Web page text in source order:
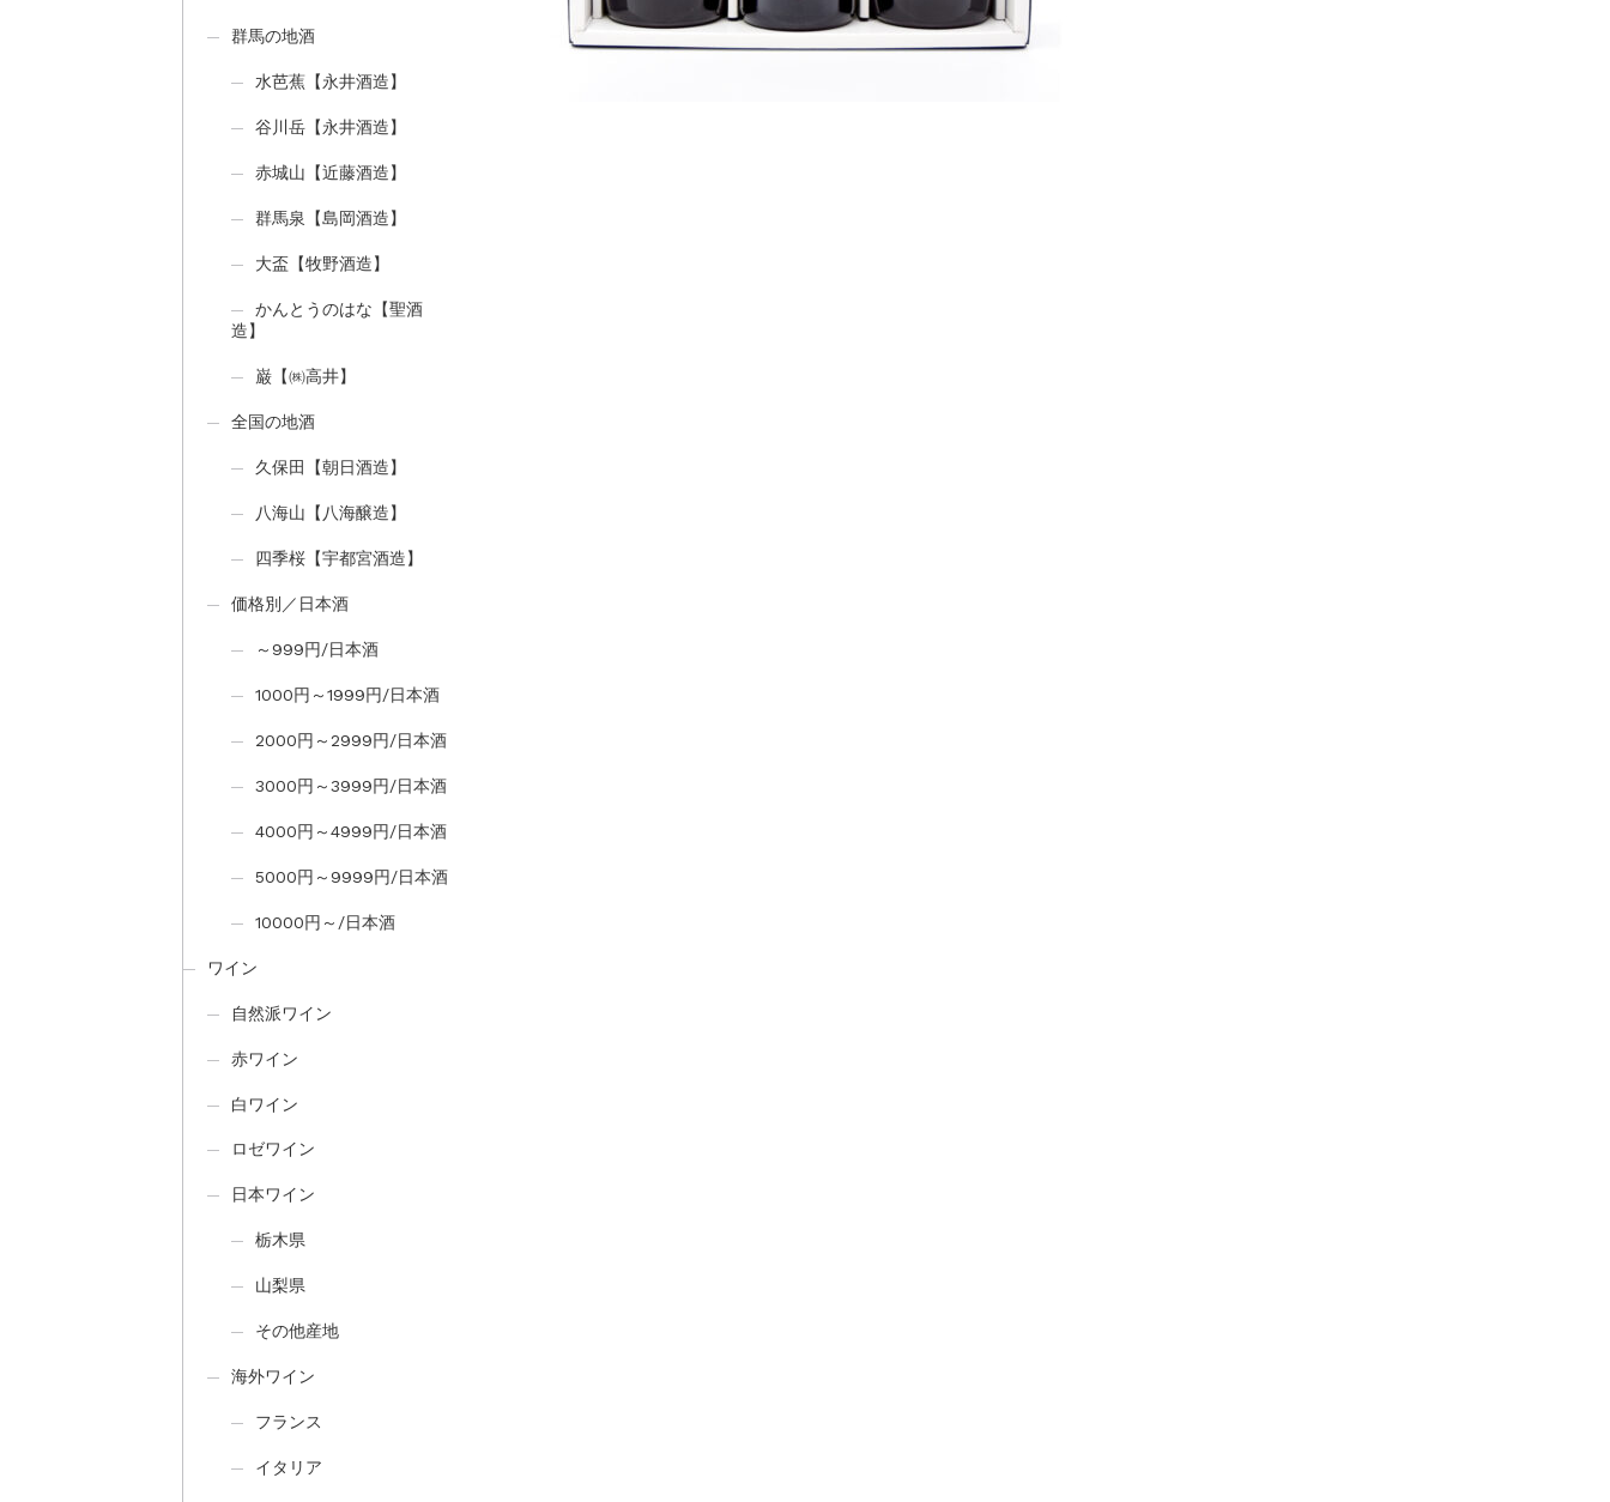
群馬の地酒
水芭蕉【永井酒造】
谷川岳【永井酒造】
赤城山【近藤酒造】
群馬泉【島岡酒造】
大盃【牧野酒造】
かんとうのはな【聖酒
造】
巌【㈱高井】
全国の地酒
久保田【朝日酒造】
八海山【八海醸造】
四季桜【宇都宮酒造】
価格別／日本酒
～999円/日本酒
1000円～1999円/日本酒
2000円～2999円/日本酒
3000円～3999円/日本酒
4000円～4999円/日本酒
5000円～9999円/日本酒
10000円～/日本酒
ワイン
自然派ワイン
赤ワイン
白ワイン
ロゼワイン
日本ワイン
栃木県
山梨県
その他産地
海外ワイン
フランス
イタリア